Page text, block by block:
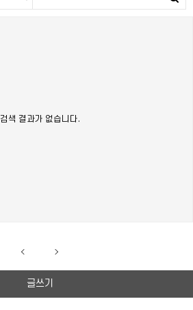
검색 결과가 없습니다.
글쓰기